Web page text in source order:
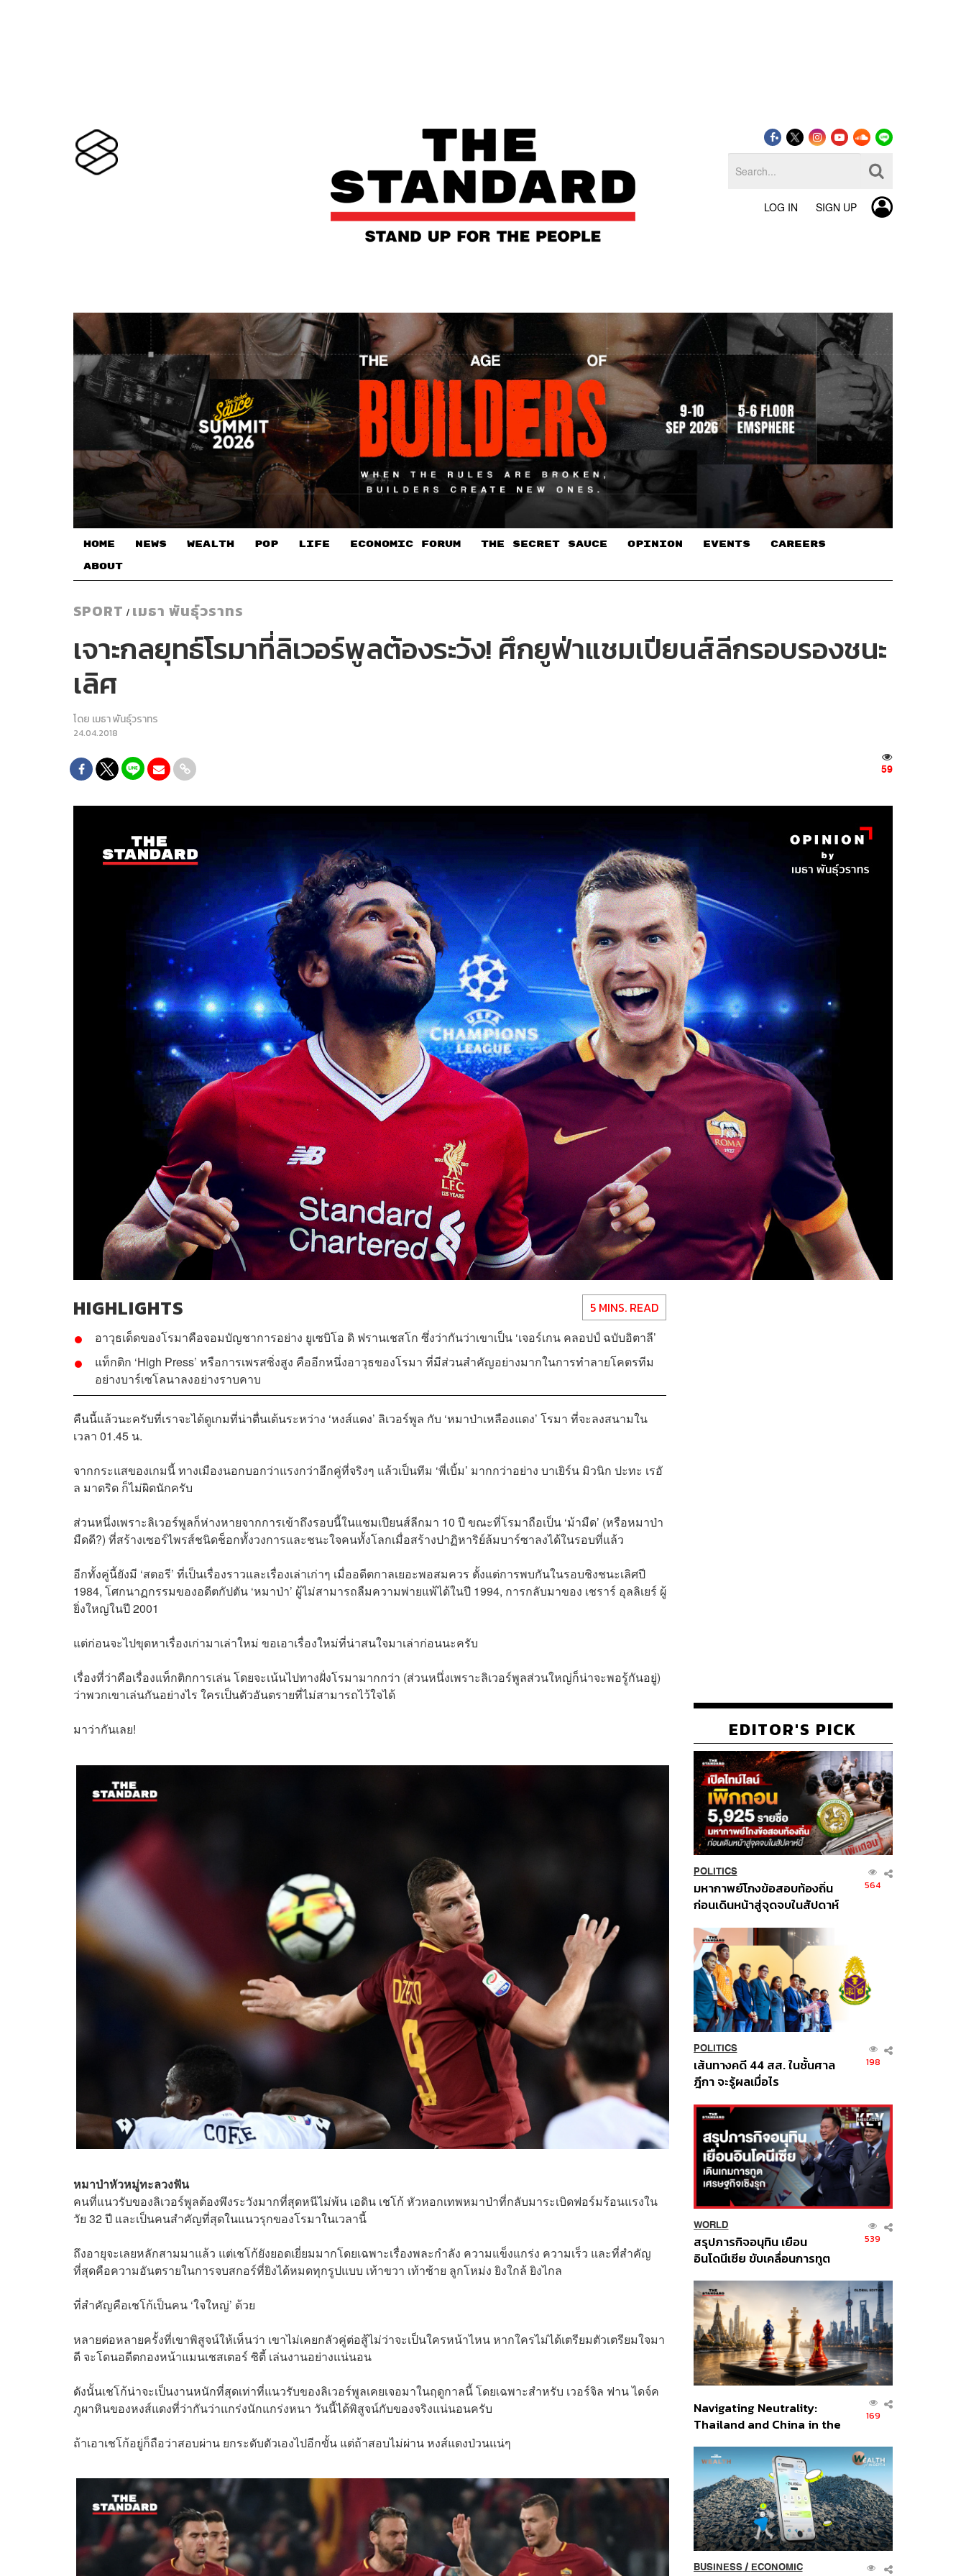
LOG IN SIGN UP
HOME NEWS WEALTH POP LIFE ECONOMIC FORUM THE SECRET SAUCE​ OPINION EVENTS CAREERS
ABOUT
SPORT / เมธา พันธุ์วราทร
เจาะกลยุทธ์โรมาที่ลิเวอร์พูลต้องระวัง​! ศึกยูฟ่าแชมเปียนส์ลีกรอบรองชนะ
เลิศ
โดย เมธา พันธุ์วราทร
24.04.2018
59
HIGHLIGHTS 5 MINS. READ
อาวุธเด็ดของโรมาคือจอมบัญชาการอย่าง ยูเซบิโอ ดิ ฟรานเชสโก ซึ่งว่ากันว่าเขาเป็น ‘เจอร์เกน คลอปป์ ฉบับอิตาลี’
แท็กติก ‘High Press’ หรือการเพรสซิ่งสูง คืออีกหนึ่งอาวุธของโรมา ที่มีส่วนสำคัญอย่างมากในการทำลายโคตรทีม
อย่างบาร์เซโลนาลงอย่างราบคาบ
คืนนี้แล้วนะครับที่เราจะได้ดูเกมที่น่าตื่นเต้นระหว่าง ‘หงส์แดง’ ลิเวอร์พูล กับ ‘หมาป่าเหลืองแดง’ โรมา ที่จะลงสนามใน
เวลา 01.45 น.​
จากกระแสของเกมนี้ ทางเมืองนอกบอกว่าแรงกว่าอีกคู่ที่จริงๆ แล้วเป็นทีม ‘พี่เบิ้ม’ มากกว่าอย่าง บาเยิร์น มิวนิก ปะทะ เรอั
ล มาดริด ก็ไม่ผิดนักครับ
ส่วนหนึ่งเพราะลิเวอร์พูลก็ห่างหายจากการเข้าถึงรอบนี้ในแชมเปียนส์ลีกมา 10 ปี ขณะที่โรมาถือเป็น ‘ม้ามืด’ (หรือหมาป่า
มืดดี?)​ ที่สร้างเซอร์ไพรส์ชนิดช็อกทั้งวงการและชนะใจคนทั้งโลกเมื่อสร้างปาฏิหาริย์ล้มบาร์ซาลงได้ในรอบที่แล้ว
อีกทั้งคู่นี้ยังมี ‘สตอรี’ ที่เป็นเรื่องราวและเรื่องเล่าเก่าๆ เมื่ออดีตกาลเยอะพอสมควร ตั้งแต่การพบกันในรอบชิงชนะเลิศปี
1984, โศกนาฏกรรมของอดีตกัปตัน ‘หมาป่า’ ผู้ไม่สามารถลืมความพ่ายแพ้ได้ในปี 1994, การกลับมาของ เชราร์ อุลลิเยร์ ผู้
ยิ่งใหญ่ในปี 2001
แต่ก่อนจะไปขุดหาเรื่องเก่ามาเล่าใหม่ ขอเอาเรื่องใหม่ที่น่าสนใจมาเล่าก่อนนะครับ
เรื่องที่ว่าคือเรื่องแท็กติกการเล่น โดยจะเน้นไปทางฝั่งโรมามากกว่า (ส่วนหนึ่งเพราะลิเวอร์พูลส่วนใหญ่ก็น่าจะพอรู้กันอยู่)
ว่าพวกเขาเล่นกันอย่างไร ใครเป็นตัวอันตรายที่ไม่สามารถไว้ใจได้
มาว่ากันเลย!
หมาป่าหัวหมู่ทะลวงฟัน
คนที่แนวรับของลิเวอร์พูลต้องพึงระวังมากที่สุดหนีไม่พ้น เอดิน เชโก้ หัวหอกเทพหมาป่าที่กลับมาระเบิดฟอร์มร้อนแรงใน
วัย 32 ปี และเป็นคนสำคัญที่สุดในแนวรุกของโรมาในเวลานี้
ถึงอายุจะเลยหลักสามมาแล้ว แต่เชโก้ยังยอดเยี่ยมมากโดยเฉพาะเรื่องพละกำลัง ความแข็งแกร่ง ความเร็ว และที่สำคัญ
ที่สุดคือความอันตรายในการจบสกอร์ที่ยิงได้หมดทุกรูปแบบ เท้าขวา เท้าซ้าย ลูกโหม่ง ยิงใกล้ ยิงไกล
ที่สำคัญคือเชโก้เป็นคน ‘ใจใหญ่’ ด้วย
หลายต่อหลายครั้งที่เขาพิสูจน์ให้เห็นว่า เขาไม่เคยกลัวคู่ต่อสู้ไม่ว่าจะเป็นใครหน้าไหน หากใครไม่ได้เตรียมตัวเตรียมใจมา
ดี จะโดนอดีตกองหน้าแมนเชสเตอร์ ซิตี้ เล่นงานอย่างแน่นอน
ดังนั้นเชโก้น่าจะเป็นงานหนักที่สุดเท่าที่แนวรับของลิเวอร์พูลเคยเจอมาในฤดูกาลนี้ โดยเฉพาะสำหรับ เวอร์จิล ฟาน ไดจ์ค
ภูผาหินของหงส์แดงที่ว่ากันว่าแกร่งนักแกร่งหนา วันนี้ได้พิสูจน์กับของจริงแน่นอนครับ
ถ้าเอาเชโก้อยู่ก็ถือว่าสอบผ่าน ยกระดับตัวเองไปอีกขั้น แต่ถ้าสอบไม่ผ่าน หงส์แดงป่วนแน่ๆ
EDITOR'S PICK
POLITICS
มหากาพย์โกงข้อสอบท้องถิ่น
ก่อนเดินหน้าสู่จุดจบในสัปดาห์
564
POLITICS
เส้นทางคดี 44 สส. ในชั้นศาล
ฎีกา จะรู้ผลเมื่อไร
198
WORLD
สรุปภารกิจอนุทิน เยือน
อินโดนีเซีย ขับเคลื่อนการทูต
ส่วนยุทธศาสตร์ไทย –
อินโดนีเซีย
539
Navigating Neutrality:
Thailand and China in the
Order
169
BUSINESS/ ECONOMIC